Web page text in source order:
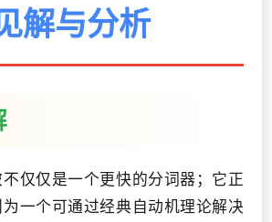
解与分析
仅仅是一个更快的分词器；它正
一个可通过经典自动机理论解决